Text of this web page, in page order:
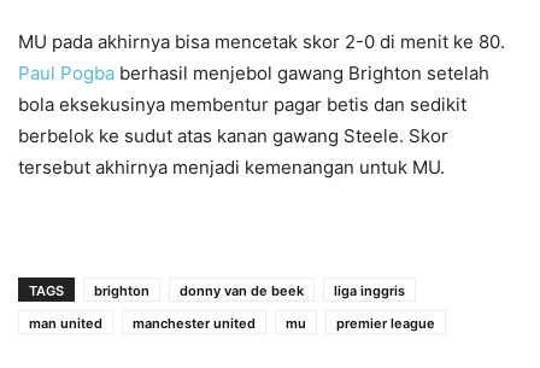
MU pada akhirnya bisa mencetak skor 2-0 di menit ke 80.
Paul Pogba berhasil menjebol gawang Brighton setelah
bola eksekusinya membentur pagar betis dan sedikit
berbelok ke sudut atas kanan gawang Steele. Skor
tersebut akhirnya menjadi kemenangan untuk MU.
TAGS brighton donny van de beek
liga inggris
man united
manchester united mu premier league